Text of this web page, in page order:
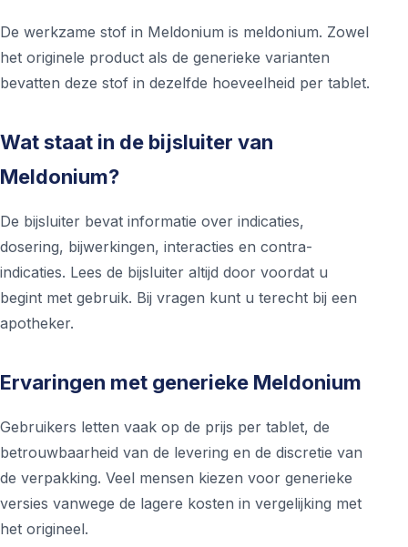
De werkzame stof in Meldonium is meldonium. Zowel
het originele product als de generieke varianten
bevatten deze stof in dezelfde hoeveelheid per tablet.
Wat staat in de bijsluiter van
Meldonium?
De bijsluiter bevat informatie over indicaties,
dosering, bijwerkingen, interacties en contra-
indicaties. Lees de bijsluiter altijd door voordat u
begint met gebruik. Bij vragen kunt u terecht bij een
apotheker.
Ervaringen met generieke Meldonium
Gebruikers letten vaak op de prijs per tablet, de
betrouwbaarheid van de levering en de discretie van
de verpakking. Veel mensen kiezen voor generieke
versies vanwege de lagere kosten in vergelijking met
het origineel.